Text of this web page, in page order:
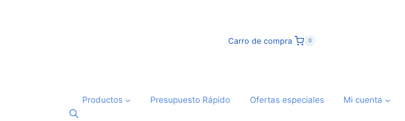
Carro de compra
0
Productos Presupuesto Rápido Ofertas especiales Mi cuenta